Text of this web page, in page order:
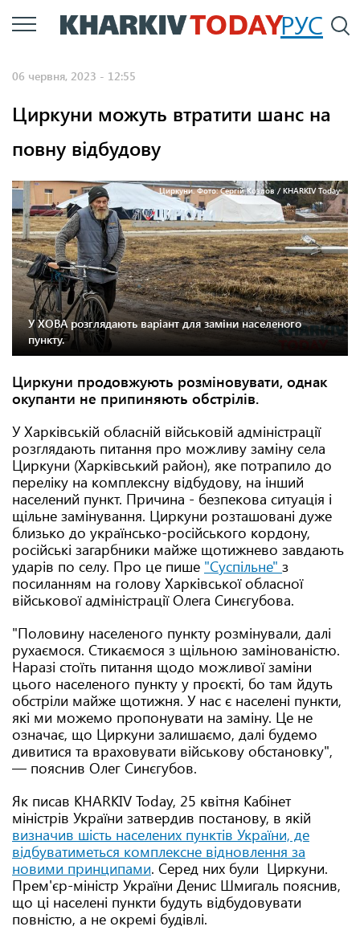
Перейти
до
РУС
06 червня, 2023 - 12:55
Циркуни можуть втратити шанс на
повну відбудову
Циркуни. Фото: Сергій Козлов / KHARKIV Today
У ХОВА розглядають варіант для заміни населеного
пункту.
Циркуни продовжують розміновувати, однак
окупанти не припиняють обстрілів.
У Харківській обласній військовій адміністрації
розглядають питання про можливу заміну села
Циркуни (Харківський район), яке потрапило до
переліку на комплексну відбудову, на інший
населений пункт. Причина - безпекова ситуація і
щільне замінування. Циркуни розташовані дуже
близько до українсько-російського кордону,
російські загарбники майже щотижнево завдають
ударів по селу. Про це пише "Суспільне" з
посиланням на голову Харківської обласної
військової адміністрації Олега Синєгубова.
"Половину населеного пункту розмінували, далі
рухаємося. Стикаємося з щільною замінованістю.
Наразі стоїть питання щодо можливої заміни
цього населеного пункту у проєкті, бо там йдуть
обстріли майже щотижня. У нас є населені пункти,
які ми можемо пропонувати на заміну. Це не
означає, що Циркуни залишаємо, далі будемо
дивитися та враховувати військову обстановку",
— пояснив Олег Синєгубов.
Як писав KHARKIV Today, 25 квітня Кабінет
міністрів України затвердив постанову, в якій
визначив шість населених пунктів України, де
відбуватиметься комплексне відновлення за
новими принципами. Серед них були Циркуни.
Прем'єр-міністр України Денис Шмигаль пояснив,
що ці населені пункти будуть відбудовувати
повністю, а не окремі будівлі.